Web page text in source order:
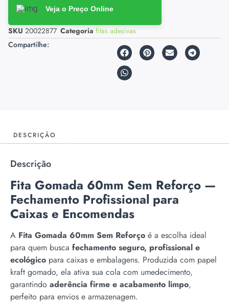
Veja o Preço Online
SKU 20022877 Categoria fitas adesivas
Compartilhe:
DESCRIÇÃO
Descrição
Fita Gomada 60mm Sem Reforço —
Fechamento Profissional para
Caixas e Encomendas
A Fita Gomada 60mm Sem Reforço é a escolha ideal
para quem busca fechamento seguro, profissional e
ecológico para caixas e embalagens. Produzida com papel
kraft gomado, ela ativa sua cola com umedecimento,
garantindo aderência firme e acabamento limpo,
perfeito para envios e armazenagem.